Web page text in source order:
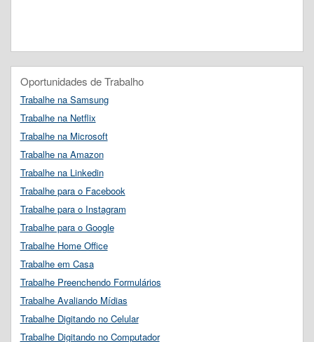
Oportunidades de Trabalho
Trabalhe na Samsung
Trabalhe na Netflix
Trabalhe na Microsoft
Trabalhe na Amazon
Trabalhe na Linkedin
Trabalhe para o Facebook
Trabalhe para o Instagram
Trabalhe para o Google
Trabalhe Home Office
Trabalhe em Casa
Trabalhe Preenchendo Formulários
Trabalhe Avaliando Mídias
Trabalhe Digitando no Celular
Trabalhe Digitando no Computador